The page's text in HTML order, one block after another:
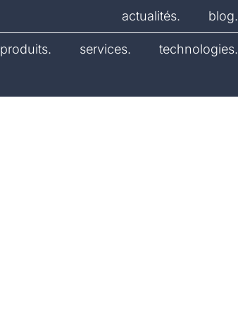
actualités. blog.
produits. services. technologies.